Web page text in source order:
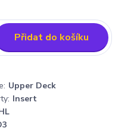
Přidat do košíku
Upper Deck
Insert